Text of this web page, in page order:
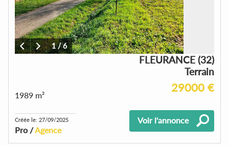
1/6
FLEURANCE (32)
Terrain
29000 €
1989 m²
Créée le: 27/09/2025
Pro /Agence
Voir l'annonce